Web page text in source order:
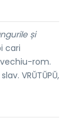
și
cari
vechiu-rom.
VRŬTŬPŬ,